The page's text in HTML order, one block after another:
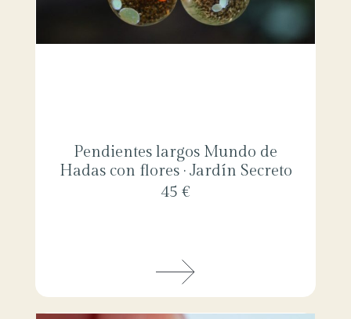
Pendientes largos Mundo de
Hadas con flores · Jardín Secreto
45 €